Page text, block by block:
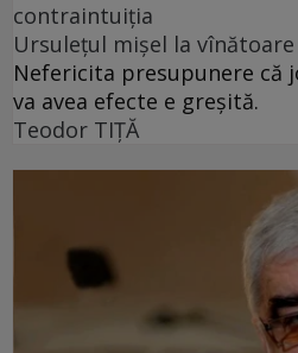
contraintuiția
Ursulețul mișel la
Nefericita presupunere că
va avea efecte e greșită.
Teodor TIŢĂ